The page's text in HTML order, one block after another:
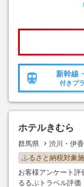
新幹線
付きプ
ホテルきむら
群馬県 渋川・伊
ふるさと納税対象
お客様アンケート評
るるぶトラベル評価